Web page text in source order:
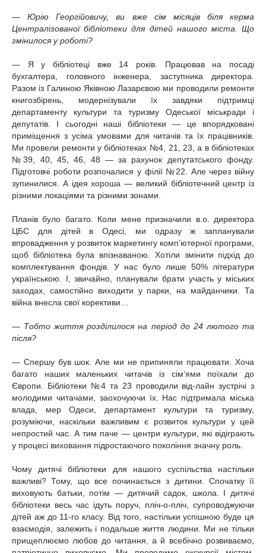
— Юрію Георгійовичу, ви вже сім місяців біля керма
Централізованої бібліотеки для дітей нашого міста. Що
змінилося у роботі?
— Я у бібліотеці вже 14 років. Працював на посаді
бухгалтера, головного інженера, заступника директора.
Разом із Галиною Яківною Лазарєвою ми проводили ремонти
книгозбірень, модернізували їх завдяки підтримці
департаменту культури та туризму Одеської міськради і
депутатів. І сьогодні наші бібліотеки — це впорядковані
приміщення з усіма умовами для читачів та їх працівників.
Ми провели ремонти у бібліотеках №4, 21, 23, а в бібліотеках
№39, 40, 45, 46, 48 — за рахунок депутатського фонду.
Підготовчі роботи розпочалися у філії №22. Але через війну
зупинилися. А ідея хороша — великий бібліотечний центр із
різними локаціями та різними зонами.
Планів було багато. Коли мене призначили в.о. директора
ЦБС для дітей в Одесі, ми одразу ж запланували
впровадження у розвиток маркетингу комп’ютерної програми,
щоб бібліотека була впізнаваною. Хотіли змінити підхід до
комплектування фондів. У нас було лише 50% літератури
українською. І, звичайно, планували брати участь у міських
заходах, самостійно виходити у парки, на майданчики. Та
війна внесла свої корективи…
— Тобто життя розділилося на період до 24 лютого та
після?
— Спершу був шок. Але ми не припиняли працювати. Хоча
багато наших маленьких читачів із сім’ями поїхали до
Європи. Бібліотеки №4 та 23 проводили від-лайн зустрічі з
молодими читачами, заохочуючи їх. Нас підтримала міська
влада, мер Одеси, департамент культури та туризму,
розуміючи, наскільки важливим є розвиток культури у цей
непростий час. А тим паче — центри культури, які відіграють
у процесі виховання підростаючого покоління значну роль.
Чому дитячі бібліотеки для нашого суспільства настільки
важливі? Тому, що все починається з дитини. Спочатку її
виховують батьки, потім — дитячий садок, школа. І дитячі
бібліотеки весь час ідуть поруч, пліч-о-пліч, супроводжуючи
дітей аж до 11-го класу. Від того, настільки успішною буде ця
взаємодія, залежить і подальше життя людини. Ми не тільки
прищеплюємо любов до читання, а й всебічно розвиваємо,